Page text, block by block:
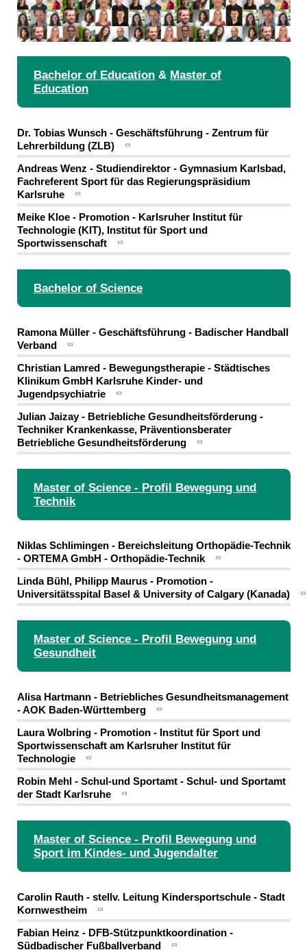
Bachelor of Education & Master of
Education
Dr. Tobias Wunsch - Geschäftsführung - Zentrum für
Lehrerbildung (ZLB)
Andreas Wenz - Studiendirektor - Gymnasium Karlsbad,
Fachreferent Sport für das Regierungspräsidium
Karlsruhe
Meike Kloe - Promotion - Karlsruher Institut für
Technologie (KIT), Institut für Sport und
Sportwissenschaft
Bachelor of Science
Ramona Müller - Geschäftsführung - Badischer Handball
Verband
Christian Lamred - Bewegungstherapie - Städtisches
Klinikum GmbH Karlsruhe Kinder- und
Jugendpsychiatrie
Julian Jaizay - Betriebliche Gesundheitsförderung -
Techniker Krankenkasse, Präventionsberater
Betriebliche Gesundheitsförderung
Master of Science - Profil Bewegung und
Technik
Niklas Schlimingen - Bereichsleitung Orthopädie-Technik
- ORTEMA GmbH - Orthopädie-Technik
Linda Bühl, Philipp Maurus - Promotion -
Universitätsspital Basel & University of Calgary (Kanada)
Master of Science - Profil Bewegung und
Gesundheit
Alisa Hartmann - Betriebliches Gesundheitsmanagement
- AOK Baden-Württemberg
Laura Wolbring - Promotion - Institut für Sport und
Sportwissenschaft am Karlsruher Institut für
Technologie
Robin Mehl - Schul-und Sportamt - Schul- und Sportamt
der Stadt Karlsruhe
Master of Science - Profil Bewegung und
Sport im Kindes- und Jugendalter
Carolin Rauth - stellv. Leitung Kindersportschule - Stadt
Kornwestheim
Fabian Heinz - DFB-Stützpunktkoordination -
Südbadischer Fußballverband